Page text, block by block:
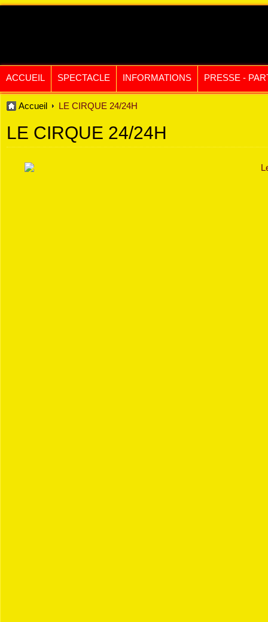
ACCUEIL SPECTACLE INFORMATIONS PRESSE -
Accueil LE CIRQUE 24/24H
LE CIRQUE 24/24H